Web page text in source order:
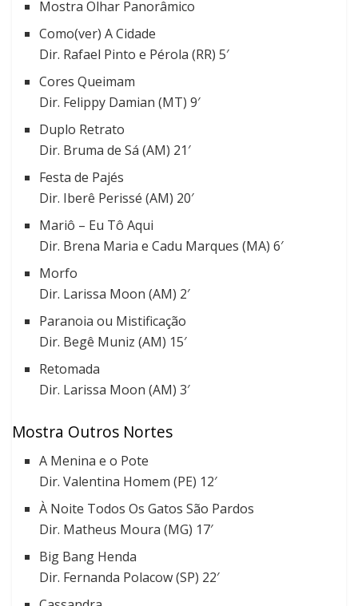
Mostra Olhar Panorâmico
Como(ver) A Cidade
Dir. Rafael Pinto e Pérola (RR) 5′
Cores Queimam
Dir. Felippy Damian (MT) 9′
Duplo Retrato
Dir. Bruma de Sá (AM) 21′
Festa de Pajés
Dir. Iberê Perissé (AM) 20′
Mariô – Eu Tô Aqui
Dir. Brena Maria e Cadu Marques (MA) 6′
Morfo
Dir. Larissa Moon (AM) 2′
Paranoia ou Mistificação
Dir. Begê Muniz (AM) 15′
Retomada
Dir. Larissa Moon (AM) 3′
Mostra Outros Nortes
A Menina e o Pote
Dir. Valentina Homem (PE) 12′
À Noite Todos Os Gatos São Pardos
Dir. Matheus Moura (MG) 17′
Big Bang Henda
Dir. Fernanda Polacow (SP) 22′